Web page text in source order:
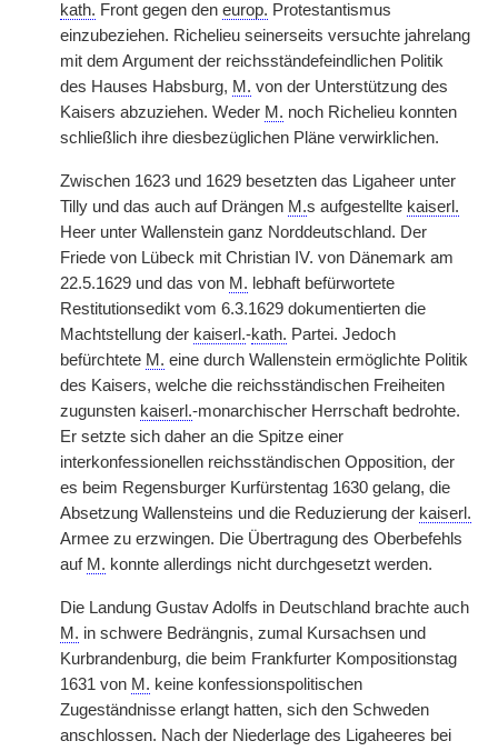
kath. Front gegen den europ. Protestantismus
einzubeziehen. Richelieu seinerseits versuchte jahrelang
mit dem Argument der reichsständefeindlichen Politik
des Hauses Habsburg, M. von der Unterstützung des
Kaisers abzuziehen. Weder M. noch Richelieu konnten
schließlich ihre diesbezüglichen Pläne verwirklichen.
Zwischen 1623 und 1629 besetzten das Ligaheer unter
Tilly und das auch auf Drängen M.s aufgestellte kaiserl.
Heer unter Wallenstein ganz Norddeutschland. Der
Friede von Lübeck mit Christian IV. von Dänemark am
22.5.1629 und das von M. lebhaft befürwortete
Restitutionsedikt vom 6.3.1629 dokumentierten die
Machtstellung der kaiserl.-kath. Partei. Jedoch
befürchtete M. eine durch Wallenstein ermöglichte Politik
des Kaisers, welche die reichsständischen Freiheiten
zugunsten kaiserl.-monarchischer Herrschaft bedrohte.
Er setzte sich daher an die Spitze einer
interkonfessionellen reichsständischen Opposition, der
es beim Regensburger Kurfürstentag 1630 gelang, die
Absetzung Wallensteins und die Reduzierung der kaiserl.
Armee zu erzwingen. Die Übertragung des Oberbefehls
auf M. konnte allerdings nicht durchgesetzt werden.
Die Landung Gustav Adolfs in Deutschland brachte auch
M. in schwere Bedrängnis, zumal Kursachsen und
Kurbrandenburg, die beim Frankfurter Kompositionstag
1631 von M. keine konfessionspolitischen
Zugeständnisse erlangt hatten, sich den Schweden
anschlossen. Nach der Niederlage des Ligaheeres bei